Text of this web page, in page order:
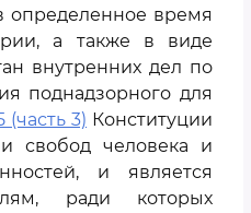
определенное время
а также в виде
внутренних дел по
поднадзорного для
(часть 3) Конституции
свобод человека и
и является
ради которых